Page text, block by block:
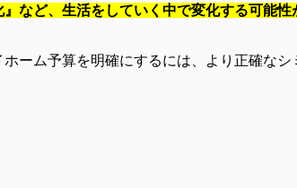
など、生活をしていく中で変化する可能性
ーム予算を明確にするには、より正確なシ